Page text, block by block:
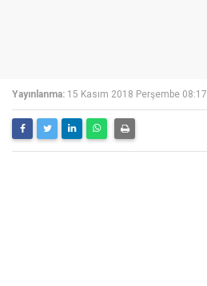
Yayınlanma: 15 Kasım 2018 Perşembe 08:17